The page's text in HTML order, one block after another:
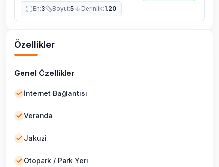
En:3 Boyut:5 Derinlik:1.20
Özellikler
Genel Özellikler
İnternet Bağlantısı
Veranda
Jakuzi
Otopark / Park Yeri